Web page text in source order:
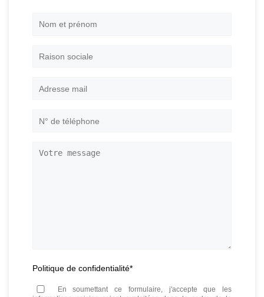
Nom
Raison
Adresse
N°
Votre
Politique de confidentialité*
En soumettant ce formulaire, j'accepte que les